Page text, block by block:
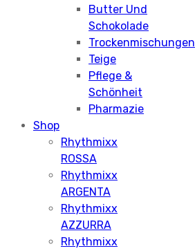
Butter Und
Schokolade
Trockenmischungen
Teige
Pflege &
Schönheit
Pharmazie
Shop
Rhythmixx
ROSSA
Rhythmixx
ARGENTA
Rhythmixx
AZZURRA
Rhythmixx